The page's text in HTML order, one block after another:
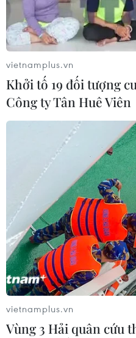
Mỹ phải đối mặt
khoán "siêu bong
26/01/2022 22:29
Chuyên gia cho rằng
trạng “siêu bong bóng” có
dot.com, sự sụp đổ của
cuồng của thị trường nhà
vietnamplus.vn
Khởi tố 19 đối tượng
Công ty Tân Huê Viên
vietnamplus.vn
Vùng 3 Hải quân cứu